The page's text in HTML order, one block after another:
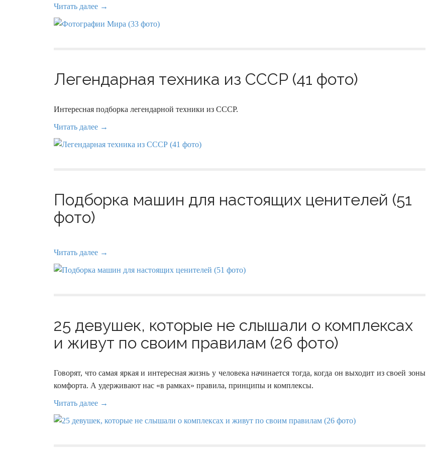
Читать далее →
Легендарная техника из СССР (41 фото)
Интересная подборка легендарной техники из СССР.
Читать далее →
Подборка машин для настоящих ценителей (51
фото)
Читать далее →
25 девушек, которые не слышали о комплексах
и живут по своим правилам (26 фото)
Говорят, что самая яркая и интересная жизнь у человека начинается тогда, когда он выходит из своей зоны
комфорта. А удерживают нас «в рамках» правила, принципы и комплексы.
Читать далее →